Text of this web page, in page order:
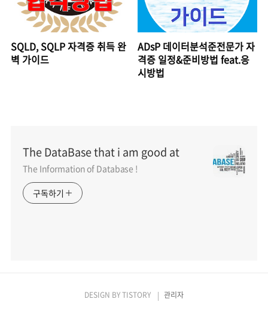
SQLD, SQLP 자격증 취득 완
벽 가이드
ADsP 데이터분석준전문가 자
격증 일정&준비방법 feat.응
시방법
The DataBase that i am good at
The Information of Database !
구독하기
DESIGN BYTISTORY 관리자